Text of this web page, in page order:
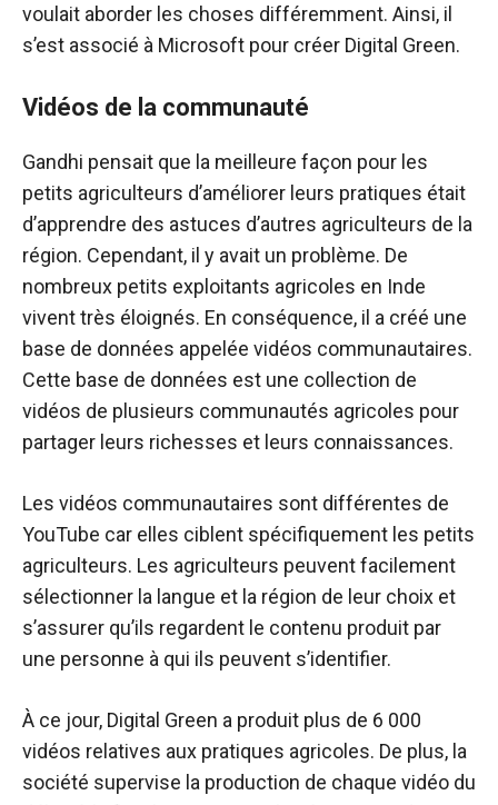
voulait aborder les choses différemment. Ainsi, il
s’est associé à Microsoft pour créer Digital Green.
Vidéos de la communauté
Gandhi pensait que la meilleure façon pour les
petits agriculteurs d’améliorer leurs pratiques était
d’apprendre des astuces d’autres agriculteurs de la
région. Cependant, il y avait un problème. De
nombreux petits exploitants agricoles en Inde
vivent très éloignés. En conséquence, il a créé une
base de données appelée vidéos communautaires.
Cette base de données est une collection de
vidéos de plusieurs communautés agricoles pour
partager leurs richesses et leurs connaissances.
Les vidéos communautaires sont différentes de
YouTube car elles ciblent spécifiquement les petits
agriculteurs. Les agriculteurs peuvent facilement
sélectionner la langue et la région de leur choix et
s’assurer qu’ils regardent le contenu produit par
une personne à qui ils peuvent s’identifier.
À ce jour, Digital Green a produit plus de 6 000
vidéos relatives aux pratiques agricoles. De plus, la
société supervise la production de chaque vidéo du